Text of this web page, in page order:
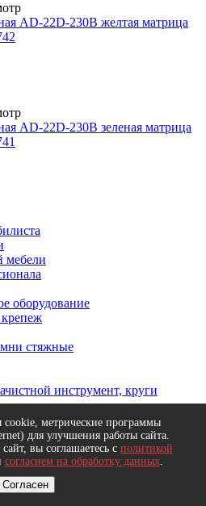
AD-22D-230В желтая матрица
AD-22D-230В зеленая матрица
мебели
оборудование
стяжные
инструмент, круги
(для УШМ, дрели, ручные)
и лепестковые
ленты, листы, сетки
метрические программы
для улучшения работы сайта.
вы соглашаетесь с политикой
согласием на обработку данных.
Согласен